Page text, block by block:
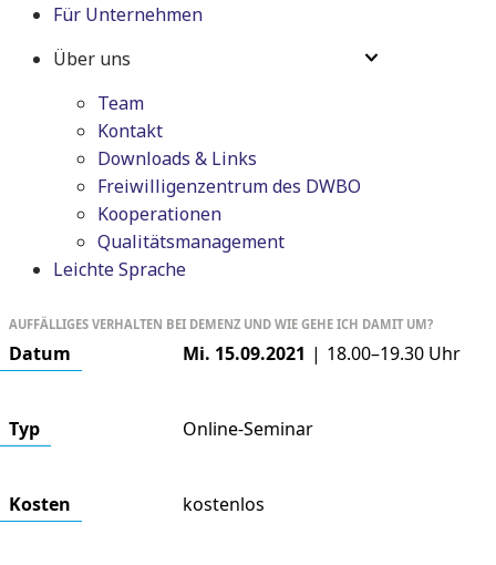
Für Unternehmen
Über uns
Team
Kontakt
Downloads & Links
Freiwilligenzentrum des DWBO
Kooperationen
Qualitätsmanagement
Leichte Sprache
AUFFÄLLIGES VERHALTEN BEI DEMENZ UND WIE GEHE ICH DAMIT UM?
Datum Mi. 15.09.2021 | 18.00–19.30 Uhr
Typ Online-Seminar
Kosten kostenlos